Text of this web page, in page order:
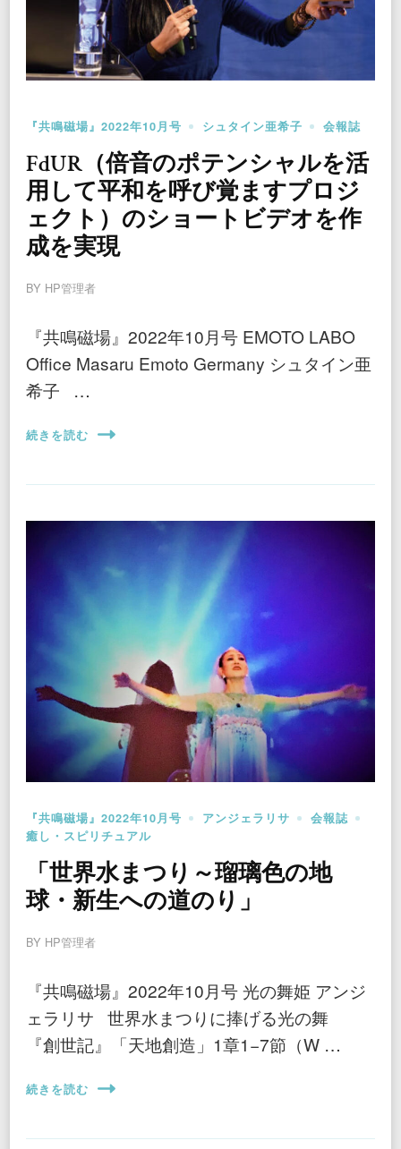
『共鳴磁場』2022年10月号 シュタイン亜希子 会報誌
FdUR（倍音のポテンシャルを活
用して平和を呼び覚ますプロジ
ェクト）のショートビデオを作
成を実現
BY HP管理者
『共鳴磁場』2022年10月号 EMOTO LABO
Office Masaru Emoto Germany シュタイン亜
希子 …
続きを読む
『共鳴磁場』2022年10月号 アンジェラリサ
会報誌
癒し・スピリチュアル
「世界水まつり～瑠璃色の地
球・新生への道のり」
BY HP管理者
『共鳴磁場』2022年10月号 光の舞姫 アンジ
ェラリサ 世界水まつりに捧げる光の舞
『創世記』「天地創造」1章1−7節（W …
続きを読む